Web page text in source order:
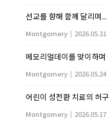
선교를 향해 함께 달리며...
Montgomery | 2026.05.31
메모리얼데이를 맞이하며
Montgomery | 2026.05.24
어린이 성전환 치료의 허구
Montgomery | 2026.05.17